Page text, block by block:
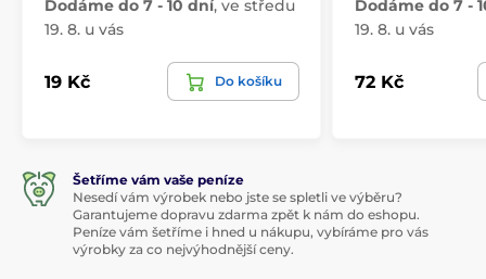
Dodáme do 7 - 10 dní, ve středu
19. 8. u vás
19 Kč Do košíku
Dodáme do 7 -
19. 8. u vás
72 Kč
Šetříme vám vaše peníze
Nesedí vám výrobek nebo jste se spletli ve výběru?
Garantujeme dopravu zdarma zpět k nám do eshopu.
Peníze vám šetříme i hned u nákupu, vybíráme pro vás
výrobky za co nejvýhodnější ceny.